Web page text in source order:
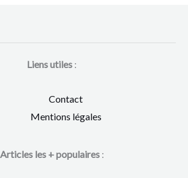
Liens utiles :
Contact
Mentions légales
Articles les + populaires: